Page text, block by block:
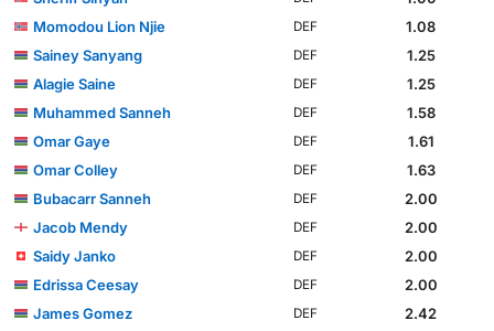
Momodou Lion Njie
DEF
1.08
Sainey Sanyang
DEF
1.25
Alagie Saine
DEF
1.25
Muhammed Sanneh
DEF
1.58
Omar Gaye
DEF
1.61
Omar Colley
DEF
1.63
Bubacarr Sanneh
DEF
2.00
Jacob Mendy
DEF
2.00
Saidy Janko
DEF
2.00
Edrissa Ceesay
DEF
2.00
James Gomez
DEF
2.42